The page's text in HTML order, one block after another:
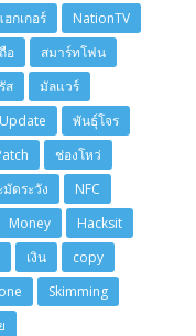
ฮกเกอร์
NationTV
อ
สมาร์ทโฟน
ส
มัลแวร์
Update
พันธุ์โจร
ช่องโหว่
มัดระวัง
NFC
Money
Hacksit
เงิน
copy
Skimming